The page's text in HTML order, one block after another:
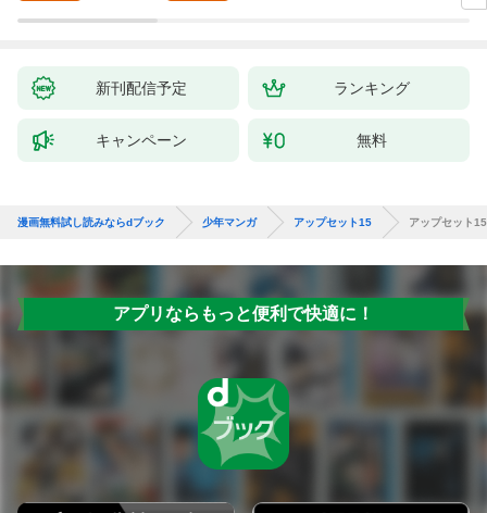
新刊配信予定 ランキング
キャンペーン 無料
漫画無料試し読みならdブック 少年マンガ アップセット15 アップセット
アプリならもっと便利で快適に！